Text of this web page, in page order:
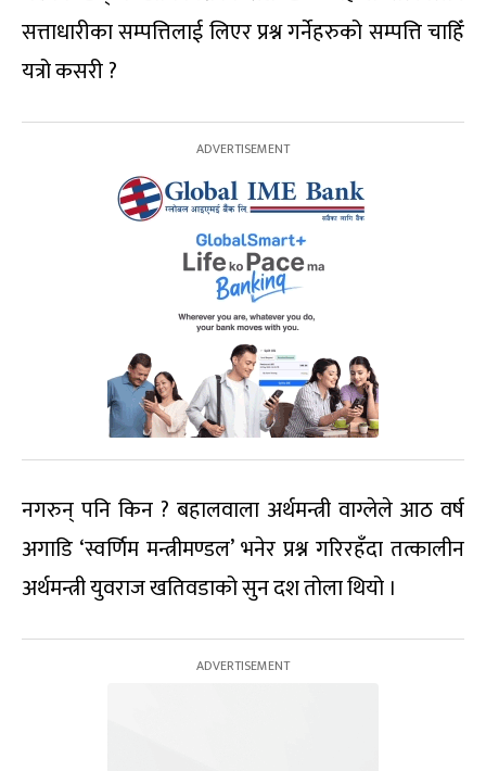
सत्ताधारीका सम्पत्तिलाई लिएर प्रश्न गर्नेहरुको सम्पत्ति चाहिँ
यत्रो कसरी ?
नगरुन् पनि किन ? बहालवाला अर्थमन्त्री वाग्लेले आठ वर्ष
अगाडि ‘स्वर्णिम मन्त्रीमण्डल’ भनेर प्रश्न गरिरहँदा तत्कालीन
अर्थमन्त्री युवराज खतिवडाको सुन दश तोला थियो ।